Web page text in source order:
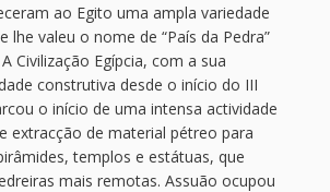
ao Egito uma ampla variedade
lhe valeu o nome de “País da Pedra”
Civilização Egípcia, com a sua
construtiva desde o início do III
o início de uma intensa actividade
extracção de material pétreo para
templos e estátuas, que
mais remotas. Assuão ocupou